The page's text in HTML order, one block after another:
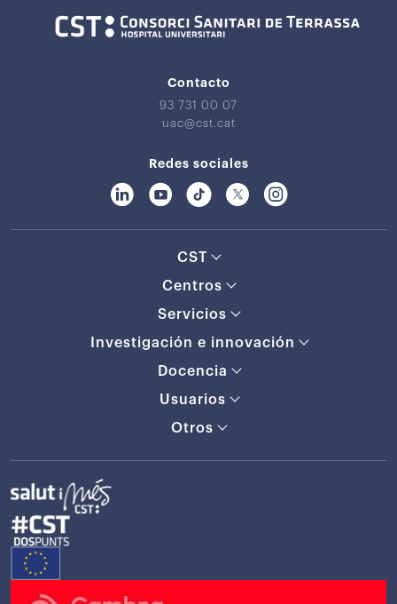
Contacto
93 731 00 07
uac@cst.cat
Redes sociales
CST
Centros
Servicios
Investigación e innovación
Docencia
Usuarios
Otros